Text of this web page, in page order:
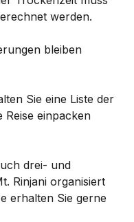
werden.
bleiben
Sie eine Liste der
Reise einpacken
drei- und
Rinjani organisiert
erhalten Sie gerne